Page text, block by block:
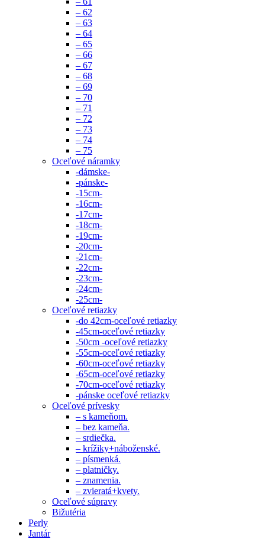
– 62
– 63
– 64
– 65
– 66
– 67
– 68
– 69
– 70
– 71
– 72
– 73
– 74
– 75
Oceľové náramky
-dámske-
-pánske-
-15cm-
-16cm-
-17cm-
-18cm-
-19cm-
-20cm-
-21cm-
-22cm-
-23cm-
-24cm-
-25cm-
Oceľové retiazky
-do 42cm-oceľové retiazky
-45cm-oceľové retiazky
-50cm -oceľové retiazky
-55cm-oceľové retiazky
-60cm-oceľové retiazky
-65cm-oceľové retiazky
-70cm-oceľové retiazky
-pánske oceľové retiazky
Oceľové prívesky
– s kameňom.
– bez kameňa.
– srdiečka.
– krížiky+náboženské.
– písmenká.
– platničky.
– znamenia.
– zvieratá+kvety.
Oceľové súpravy
Bižutéria
Perly
Jantár